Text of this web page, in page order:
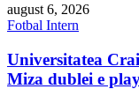
august 6, 2026
Fotbal Intern
Universitatea
Miza dublei e